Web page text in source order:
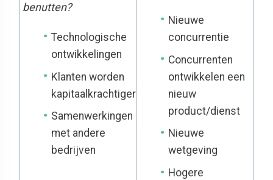
benutten?
Technologische
ontwikkelingen
Klanten worden
kapitaalkrachtiger
Samenwerkingen
met andere
bedrijven
Nieuwe
concurrentie
Concurrenten
ontwikkelen een
nieuw
product/dienst
Nieuwe
wetgeving
Hogere